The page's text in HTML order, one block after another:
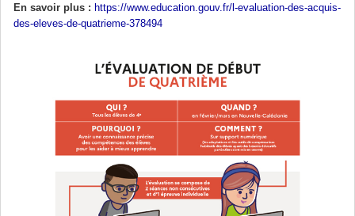
En savoir plus : https://www.education.gouv.fr/l-evaluation-des-acquis-
des-eleves-de-quatrieme-378494